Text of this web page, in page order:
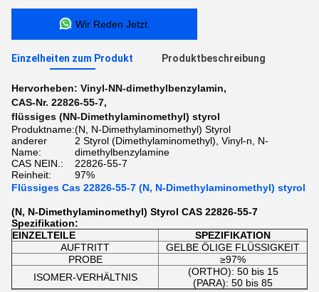
Wir Reden Jetzt.
Einzelheiten zum Produkt Produktbeschreibung
Hervorheben: Vinyl-NN-dimethylbenzylamin,
CAS-Nr. 22826-55-7,
flüssiges (NN-Dimethylaminomethyl) styrol
Produktname:(N, N-Dimethylaminomethyl) Styrol
anderer
Name:
2 Styrol (Dimethylaminomethyl), Vinyl-n, N-
dimethylbenzylamine
CAS NEIN.:
22826-55-7
Reinheit:
97%
Flüssiges Cas 22826-55-7 (N, N-Dimethylaminomethyl) styrol
(N, N-Dimethylaminomethyl) Styrol CAS 22826-55-7
Spezifikation:
EINZELTEILE
SPEZIFIKATION
AUFTRITT
GELBE ÖLIGE FLÜSSIGKEIT
PROBE
≥97%
ISOMER-VERHÄLTNIS
(ORTHO): 50 bis 15
(PARA): 50 bis 85